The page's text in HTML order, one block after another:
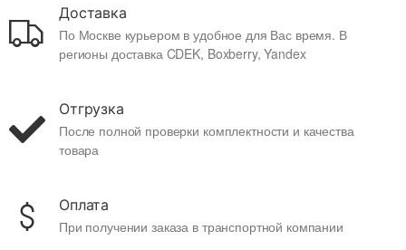
Доставка
По Москве курьером в удобное для Вас время. В
регионы доставка CDEK, Boxberry, Yandex
Отгрузка
После полной проверки комплектности и качества
товара
Оплата
При получении заказа в транспортной компании